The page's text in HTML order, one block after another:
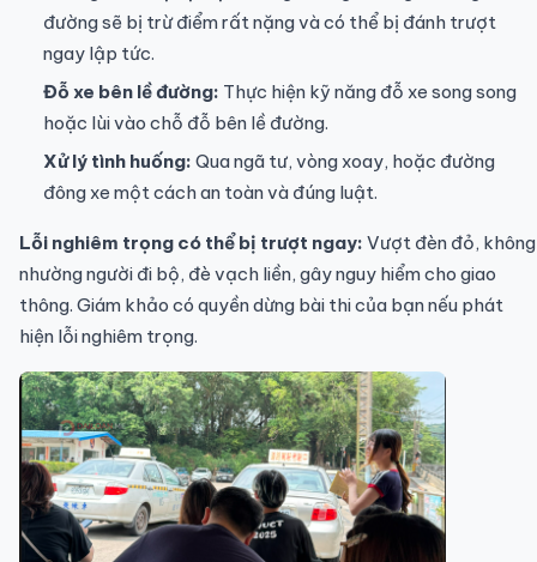
đường sẽ bị trừ điểm rất nặng và có thể bị đánh trượt
ngay lập tức.
Đỗ xe bên lề đường: Thực hiện kỹ năng đỗ xe song song
hoặc lùi vào chỗ đỗ bên lề đường.
Xử lý tình huống: Qua ngã tư, vòng xoay, hoặc đường
đông xe một cách an toàn và đúng luật.
Lỗi nghiêm trọng có thể bị trượt ngay: Vượt đèn đỏ, không
nhường người đi bộ, đè vạch liền, gây nguy hiểm cho giao
thông. Giám khảo có quyền dừng bài thi của bạn nếu phát
hiện lỗi nghiêm trọng.